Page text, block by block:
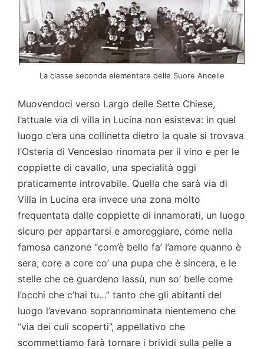
La classe seconda elementare delle Suore Ancelle
Muovendoci verso Largo delle Sette Chiese,
l’attuale via di villa in Lucina non esisteva: in quel
luogo c’era una collinetta dietro la quale si trovava
l’Osteria di Venceslao rinomata per il vino e per le
coppiette di cavallo, una specialità oggi
praticamente introvabile. Quella che sarà via di
Villa in Lucina era invece una zona molto
frequentata dalle coppiette di innamorati, un luogo
sicuro per appartarsi e amoreggiare, come nella
famosa canzone “com’è bello fa’ l’amore quanno è
sera, core a core co’ una pupa che è sincera, e le
stelle che ce guardeno lassù, nun so’ belle come
l’occhi che c’hai tu…” tanto che gli abitanti del
luogo l’avevano soprannominata nientemeno che
“via dei culi scoperti”, appellativo che
scommettiamo farà tornare i brividi sulla pelle a